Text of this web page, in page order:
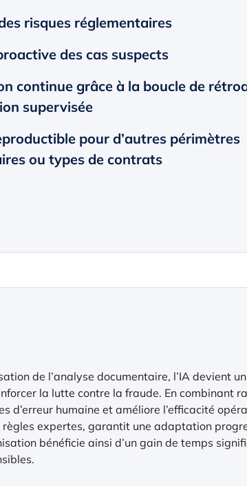
risques réglementaires
des cas suspects
continue grâce à la boucle de
supervisée
pour d’autres périmètres
ou types de contrats
de l’analyse documentaire, l’IA devient
la lutte contre la fraude. En combinant
d’erreur humaine et améliore l’efficacité
expertes, garantit une adaptation
bénéficie ainsi d’un gain de temps